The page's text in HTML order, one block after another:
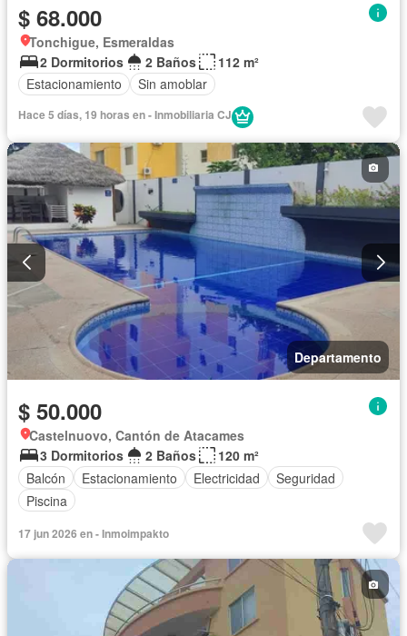
$ 68.000
Tonchigue, Esmeraldas
2 Dormitorios
2 Baños
112 m²
Estacionamiento
Sin amoblar
Hace 5 días, 19 horas en - Inmobiliaria CJ
Departamento
$ 50.000
Castelnuovo, Cantón de Atacames
3 Dormitorios
2 Baños
120 m²
Balcón
Estacionamiento Electricidad
Seguridad
Piscina
17 jun 2026 en - Inmoimpakto